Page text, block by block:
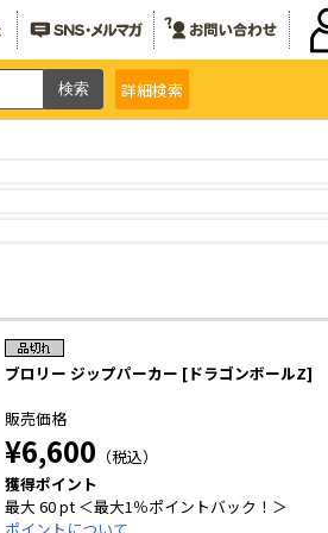
詳細検索
ブロリー ジップパーカー [ドラゴンボールZ]
販売価格
¥6,600 （税込）
獲得ポイント
最大 60 pt ＜最大1％ポイントバック！＞